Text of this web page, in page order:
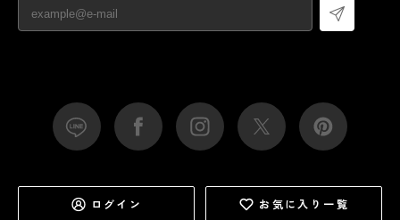
ログイン お気に入り一覧